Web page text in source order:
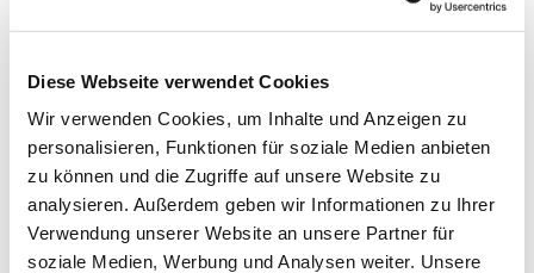
Diese Webseite verwendet Cookies
Wir verwenden Cookies, um Inhalte und Anzeigen zu
personalisieren, Funktionen für soziale Medien anbieten
zu können und die Zugriffe auf unsere Website zu
analysieren. Außerdem geben wir Informationen zu Ihrer
Verwendung unserer Website an unsere Partner für
soziale Medien, Werbung und Analysen weiter. Unsere